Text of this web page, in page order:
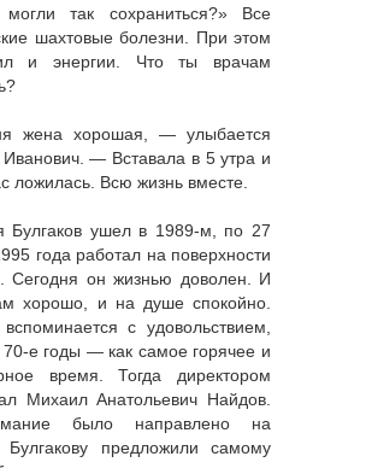
так сохраниться?» Все
шахтовые болезни. При этом
и энергии. Что ты врачам
жена хорошая, — улыбается
— Вставала в 5 утра и
ложилась. Всю жизнь вместе.
Булгаков ушел в 1989-м, по 27
года работал на поверхности
Сегодня он жизнью доволен. И
хорошо, и на душе спокойно.
с удовольствием,
е годы — как самое горячее и
время. Тогда директором
Михаил Анатольевич Найдов.
было направлено на
Булгакову предложили самому